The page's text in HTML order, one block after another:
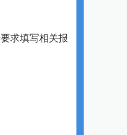
求填写相关报